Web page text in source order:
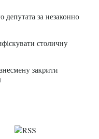
депутата за незаконно
столичну
закрити